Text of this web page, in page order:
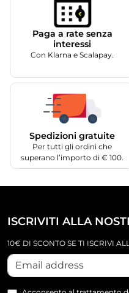
Paga a rate senza
interessi
Con Klarna e Scalapay.
Spedizioni gratuite
Per tutti gli ordini che
superano l’importo di € 100.
ISCRIVITI ALLA
10€ DI SCONTO SE TI ISCRIVI